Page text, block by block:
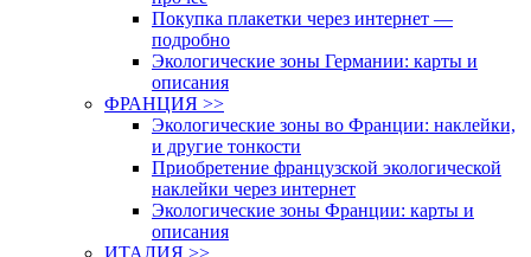
Покупка плакетки через интернет —
подробно
Экологические зоны Германии: карты и
описания
ФРАНЦИЯ >>
Экологические зоны во Франции: наклейки,
и другие тонкости
Приобретение французской экологической
наклейки через интернет
Экологические зоны Франции: карты и
описания
ИТАЛИЯ >>